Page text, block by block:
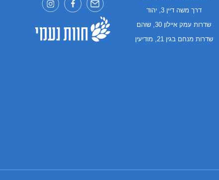
דרך משה דיין 3, יהוד
שדרות עמק איילון 30, שוהם
שדרות מנחם בגין 21, מודיעין